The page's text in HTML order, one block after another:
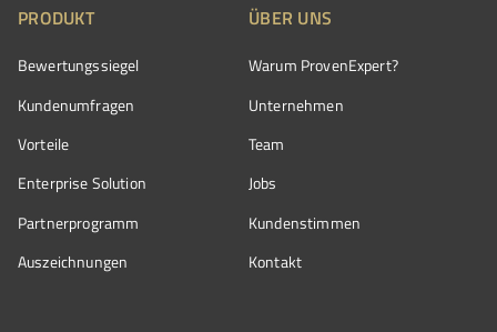
PRODUKT
Bewertungssiegel
Kundenumfragen
Vorteile
Enterprise Solution
Partnerprogramm
Auszeichnungen
ÜBER UNS
Warum ProvenExpert?
Unternehmen
Team
Jobs
Kundenstimmen
Kontakt